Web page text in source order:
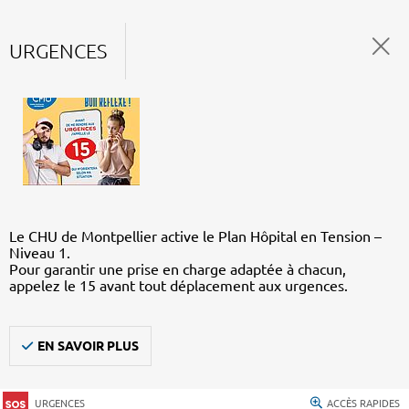
URGENCES
Le CHU de Montpellier active le Plan Hôpital en Tension –
Niveau 1.
Pour garantir une prise en charge adaptée à chacun,
appelez le 15 avant tout déplacement aux urgences.
EN SAVOIR PLUS
URGENCES ACCÈS RAPIDES